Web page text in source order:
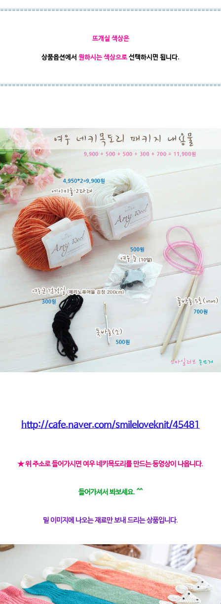
뜨개실 색상은
상품옵션에서 원하시는 색상으로 선택하시면 됩니다.
http://cafe.naver.com/smileloveknit/45481
★ 위 주소로 들어가시면 여우 네키목도리를 만드는 동영상이 나옵니다.
들어가셔서 봐보세요. ^^
밑 이미지에 나오는 재료만 보내 드리는 상품입니다.